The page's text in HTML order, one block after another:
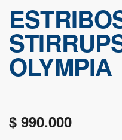
OLYMPIA
$ 990.000